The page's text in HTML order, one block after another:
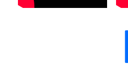
headline